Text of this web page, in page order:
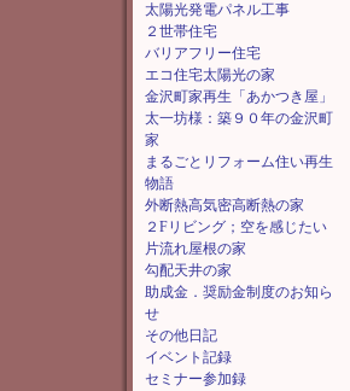
太陽光発電パネル工事
２世帯住宅
バリアフリー住宅
エコ住宅太陽光の家
金沢町家再生「あかつき屋」
太一坊様：築９０年の金沢町
家
まるごとリフォーム住い再生
物語
外断熱高気密高断熱の家
２Fリビング；空を感じたい
片流れ屋根の家
勾配天井の家
助成金．奨励金制度のお知ら
せ
その他日記
イベント記録
セミナー参加録